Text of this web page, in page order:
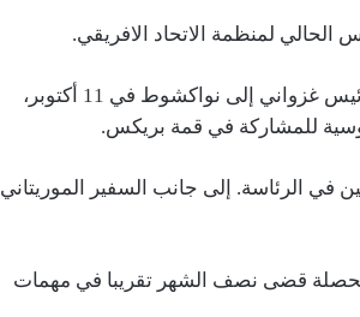
لمنظمة الاتحاد الافريقي.
وبعد أن قضى 10 أيام في مهمات رسمية في الخارج. عاد الرئيس غزواني إلى نواكشوط في 11 أكتوبر،
الأقل 3 من كبار المسؤولين في الرئاسة. إلى جانب السفير الموريتاني
ليكون في المحصلة قضى نصف الشهر تقريبا في مهمات